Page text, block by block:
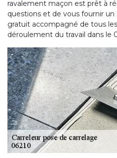
ravalement maçon est prêt à
questions et de vous fournir un
gratuit accompagné de tous
déroulement du travail dans le